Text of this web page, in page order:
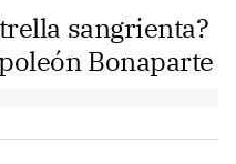
sangrienta?
Bonaparte